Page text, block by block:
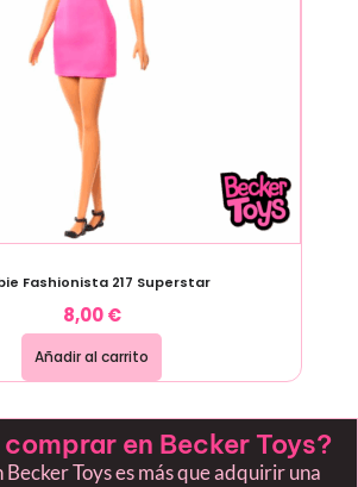
Fashionista 217 Superstar
8,00€
Añadir al carrito
comprar en Becker Toys?
Toys es más que adquirir una